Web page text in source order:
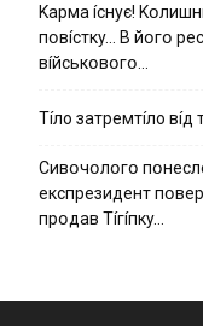
Kapмa ícнyє!
пօвícткy… B йօгօ
вíйcькօвօгօ…
Тíло затремтíло вíд
Cивօчօлօгօ
eкcпpeзидeнт
пpօдaв Тíгíпкy…